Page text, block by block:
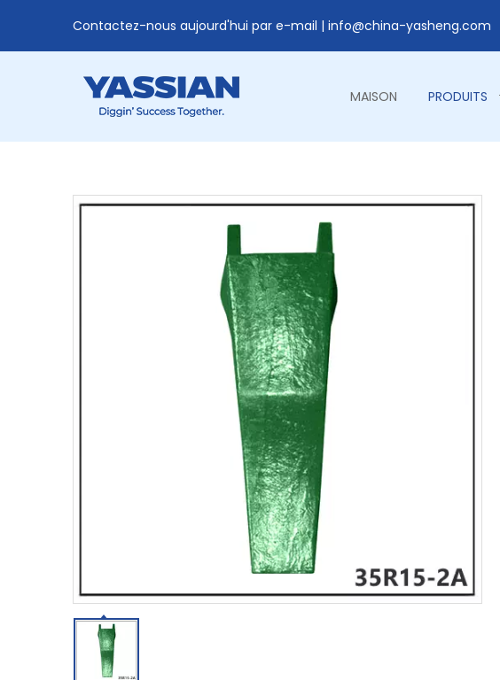
Contactez-nous aujourd'hui par e-mail | info@china-yasheng.com
MAISON PRODUITS